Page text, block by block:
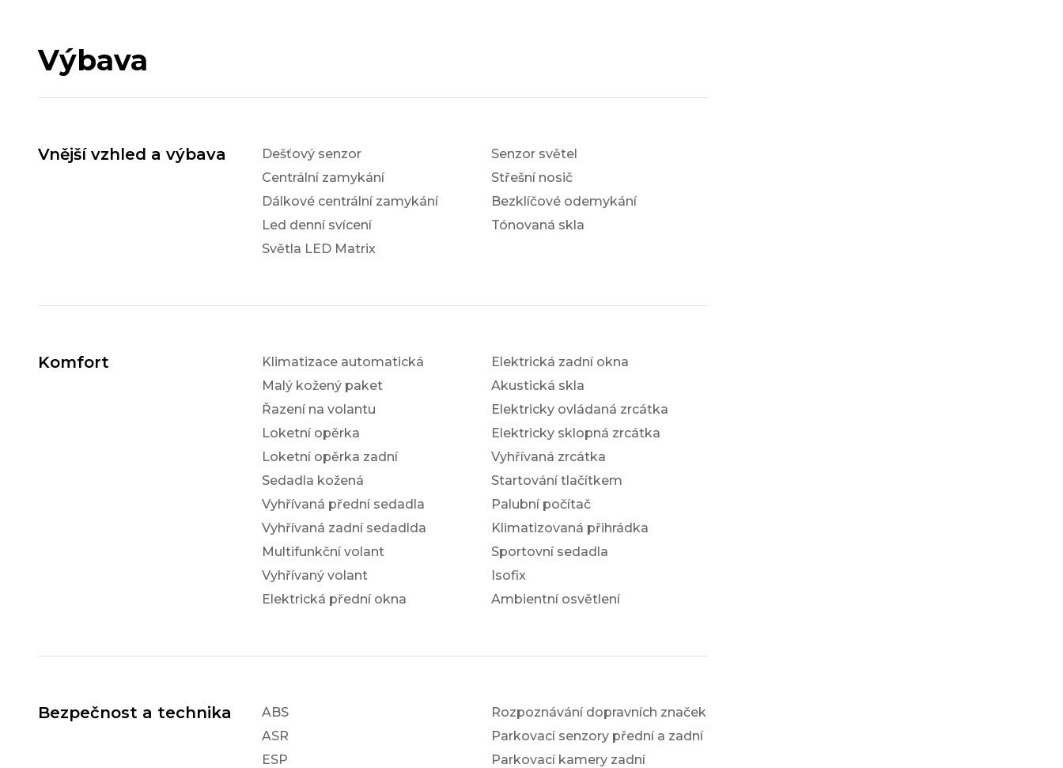
Výbava
Vnější vzhled a výbava
Dešťový senzor
Centrální zamykání
Dálkové centrální zamykání
Led denní svícení
Světla LED Matrix
Senzor světel
Střešní nosič
Bezklíčové odemykání
Tónovaná skla
Komfort
Klimatizace automatická
Malý kožený paket
Řazení na volantu
Loketní opěrka
Loketní opěrka zadní
Sedadla kožená
Vyhřívaná přední sedadla
Vyhřívaná zadní sedadlda
Multifunkční volant
Vyhřívaný volant
Elektrická přední okna
Elektrická zadní okna
Akustická skla
Elektricky ovládaná zrcátka
Elektricky sklopná zrcátka
Vyhřívaná zrcátka
Startování tlačítkem
Palubní počítač
Klimatizovaná přihrádka
Sportovní sedadla
Isofix
Ambientní osvětlení
Bezpečnost a technika
ABS
ASR
ESP
Rozpoznávání dopravních značek
Parkovací senzory přední a zadní
Parkovací kamery zadní